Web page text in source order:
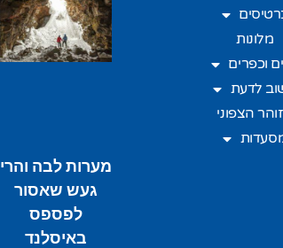
מלונות
וכפרים
לדעת
הצפוני
מערות לבה והרי
געש שאסור
לפספס
באיסלנד